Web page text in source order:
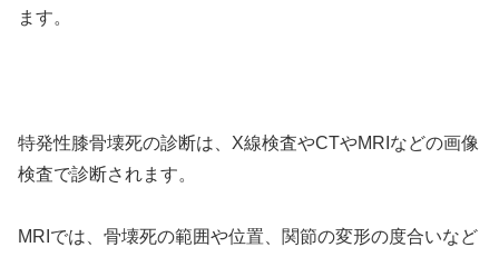
ます。
特発性膝骨壊死の診断は、X線検査やCTやMRIなどの画像
検査で診断されます。
MRIでは、骨壊死の範囲や位置、関節の変形の度合いなど